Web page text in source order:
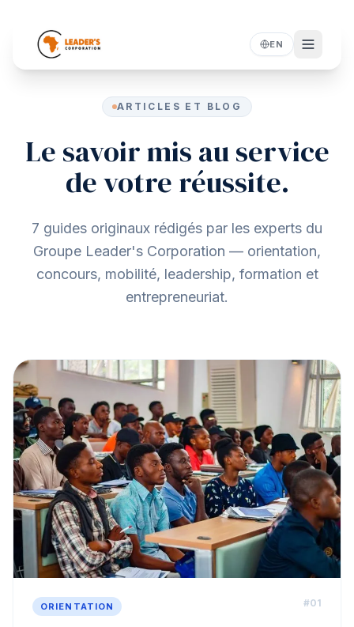
EN
ARTICLES ET BLOG
Le savoir mis au service
de votre réussite.
7 guides originaux rédigés par les experts du
Groupe Leader's Corporation — orientation,
concours, mobilité, leadership, formation et
entrepreneuriat.
ORIENTATION #01